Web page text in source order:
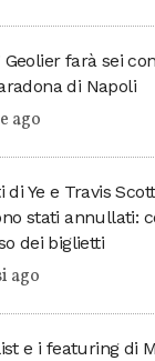
Geolier farà sei
di Napoli
ago
di Ye e Travis
stati annullati:
dei biglietti
ago
e i featuring di